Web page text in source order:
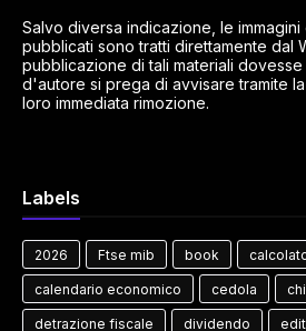
Salvo diversa indicazione, le
pubblicati sono tratti direttamente dal
pubblicazione di tali materiali
d'autore si prega di avvisare tramite
loro immediata rimozione.
Labels
2026 Ftse mib book
calendario economico cedola
detrazione fiscale dividendo